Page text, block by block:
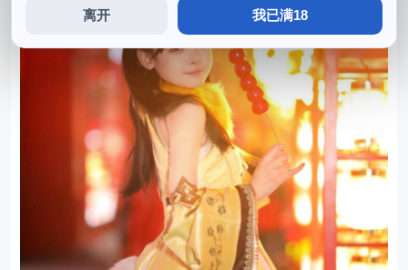
离开 我已满18